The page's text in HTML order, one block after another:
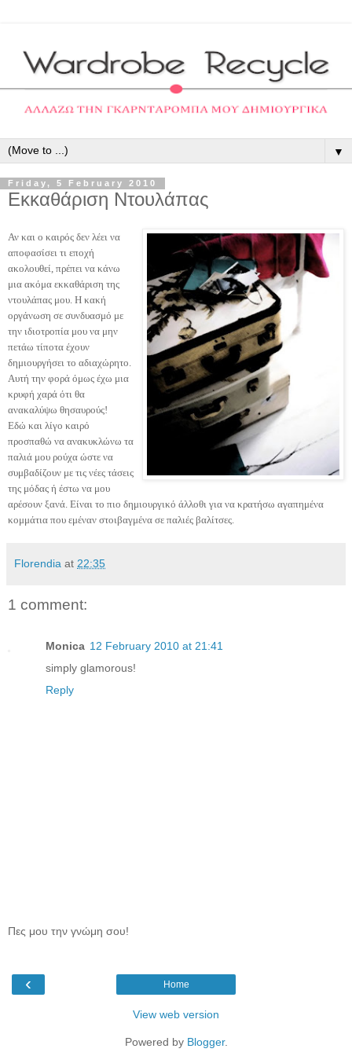
▼
Friday, 5 February 2010
Εκκαθάριση Ντουλάπας
Αν και ο καιρός δεν λέει να
αποφασίσει τι εποχή
ακολουθεί, πρέπει να κάνω
μια ακόμα εκκαθάριση της
ντουλάπας μου. Η κακή
οργάνωση σε συνδυασμό με
την ιδιοτροπία μου να μην
πετάω τίποτα έχουν
δημιουργήσει το αδιαχώρητο.
Αυτή την φορά όμως έχω μια
κρυφή χαρά ότι θα
ανακαλύψω θησαυρούς!
Εδώ και λίγο καιρό
προσπαθώ να ανακυκλώνω τα
παλιά μου ρούχα ώστε να
συμβαδίζουν με τις νέες τάσεις
της μόδας ή έστω να μου
αρέσουν ξανά. Είναι το πιο δημιουργικό άλλοθι για να κρατήσω αγαπημένα
κομμάτια που εμέναν στοιβαγμένα σε παλιές βαλίτσες.
Florendia at 22:35
1 comment:
Monica 12 February 2010 at 21:41
simply glamorous!
Reply
Πες μου την γνώμη σου!
‹ Home
View web version
Powered by Blogger.